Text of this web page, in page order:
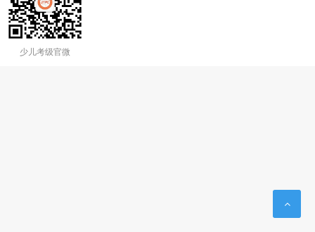
少儿考级官微